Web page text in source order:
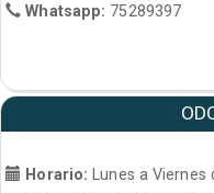
Whatsapp: 75289397
Horario: Lunes a Viernes